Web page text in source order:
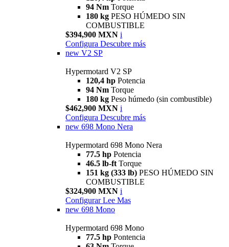
94 Nm Torque
180 kg PESO HÚMEDO SIN
COMBUSTIBLE
$394,900 MXN i
Configura Descubre más
new V2 SP
Hypermotard V2 SP
120,4 hp Potencia
94 Nm Torque
180 kg Peso húmedo (sin combustible)
$462,900 MXN i
Configura Descubre más
new 698 Mono Nera
Hypermotard 698 Mono Nera
77.5 hp Potencia
46.5 lb-ft Torque
151 kg (333 lb) PESO HÚMEDO SIN
COMBUSTIBLE
$324,900 MXN i
Configurar Lee Mas
new 698 Mono
Hypermotard 698 Mono
77.5 hp Pontencia